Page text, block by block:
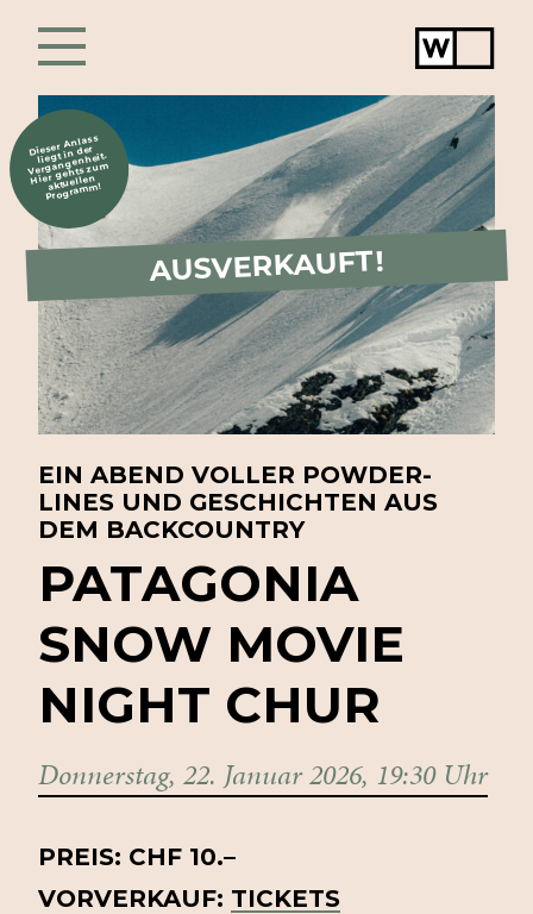
Chur
Dieser Anlass
liegt in der
Vergangenheit.
Hier gehts zum
aktuellen
Programm!
AUSVERKAUFT!
EIN ABEND VOLLER POWDER-
LINES UND GESCHICHTEN AUS
DEM BACKCOUNTRY
PATAGONIA
SNOW MOVIE
NIGHT CHUR
Donnerstag, 22. Januar 2026, 19:30 Uhr
PREIS: CHF 10.–
VORVERKAUF: TICKETS